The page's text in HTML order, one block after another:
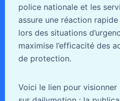
police nationale et les
assure une réaction
lors des situations
maximise l’efficacité des
de protection.
Voici le lien pour